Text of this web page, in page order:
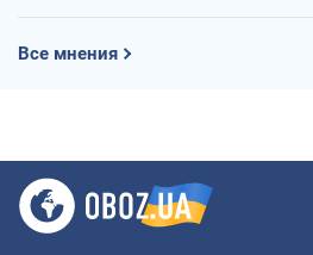
Все мнения